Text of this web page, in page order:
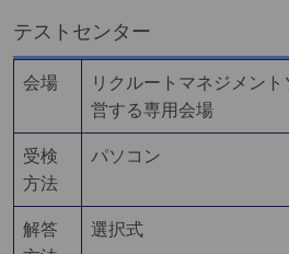
テストセンター
会場
リクルートマネジメン
営する専用会場
受検
方法
パソコン
解答
選択式